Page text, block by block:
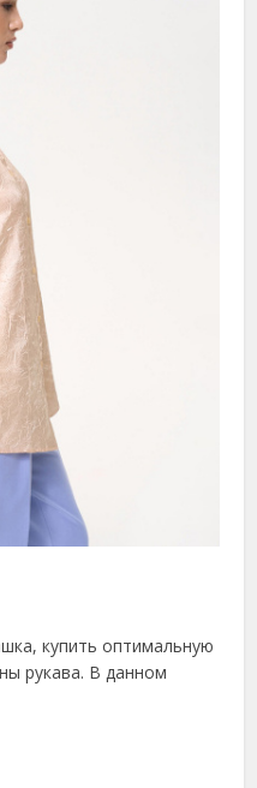
купить оптимальную
рукава. В данном